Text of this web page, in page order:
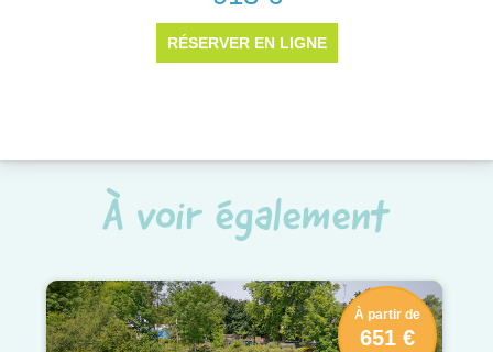
À voir également
À partir de
651 €